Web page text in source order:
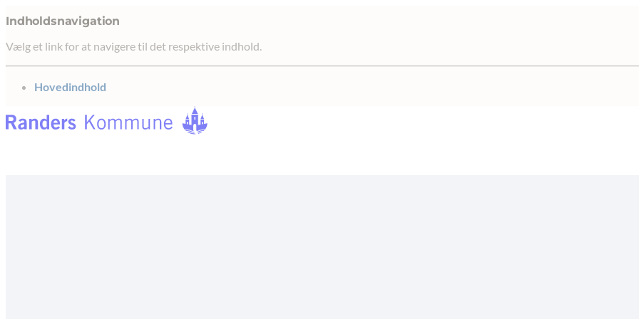
Indholdsnavigation
Vælg et link for at navigere til det respektive indhold.
gå til
Hovedindhold